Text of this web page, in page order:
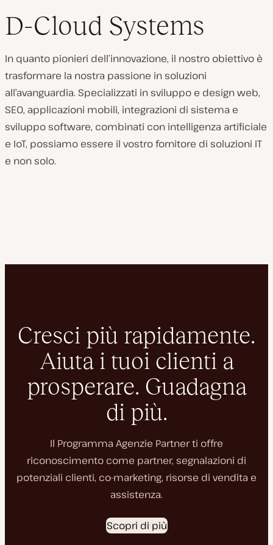
D-Cloud Systems
In quanto pionieri dell’innovazione, il nostro obiettivo è
trasformare la nostra passione in soluzioni
all’avanguardia. Specializzati in sviluppo e design web,
SEO, applicazioni mobili, integrazioni di sistema e
sviluppo software, combinati con intelligenza artificiale
e IoT, possiamo essere il vostro fornitore di soluzioni IT
e non solo.
Cresci più rapidamente.
Aiuta i tuoi clienti a
prosperare. Guadagna
di più.
Il Programma Agenzie Partner ti offre
riconoscimento come partner, segnalazioni di
potenziali clienti, co-marketing, risorse di vendita e
assistenza.
Scopri di più